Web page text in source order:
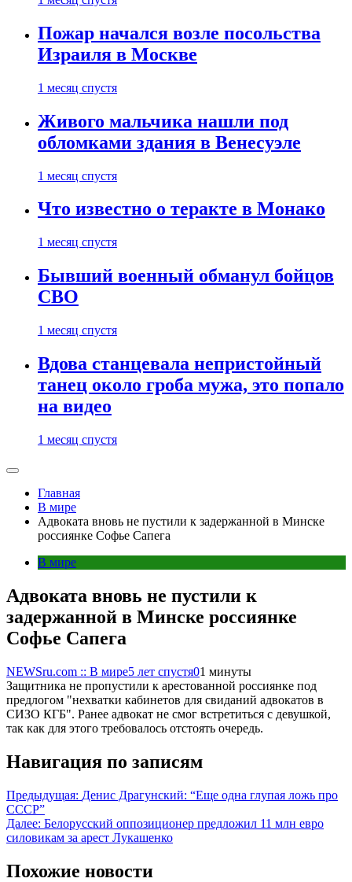
Пожар начался возле посольства
Израиля в Москве
1 месяц спустя
Живого мальчика нашли под
обломками здания в Венесуэле
1 месяц спустя
Что известно о теракте в Монако
1 месяц спустя
Бывший военный обманул бойцов
СВО
1 месяц спустя
Вдова станцевала непристойный
танец около гроба мужа, это попало
на видео
1 месяц спустя
Главная
В мире
Адвоката вновь не пустили к задержанной в Минске
россиянке Софье Сапега
В мире
Адвоката вновь не пустили к
задержанной в Минске россиянке
Софье Сапега
NEWSru.com :: В мире5 лет спустя01 минуты
Защитника не пропустили к арестованной россиянке под
предлогом "нехватки кабинетов для свиданий адвокатов в
СИЗО КГБ". Ранее адвокат не смог встретиться с девушкой,
так как для этого требовалось отстоять очередь.
Навигация по записям
Предыдущая: Денис Драгунский: “Еще одна глупая ложь про
СССР”
Далее: Белорусский оппозиционер предложил 11 млн евро
силовикам за арест Лукашенко
Похожие новости